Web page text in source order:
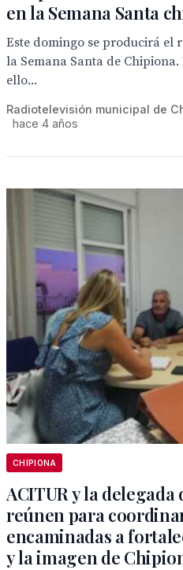
en la Semana Santa
Este domingo se producirá el
la Semana Santa de
ello...
Radiotelevisión municipal de
hace 4 años
CHIPIONA
ACITUR y la delegada
reúnen para
encaminadas a
y la imagen de